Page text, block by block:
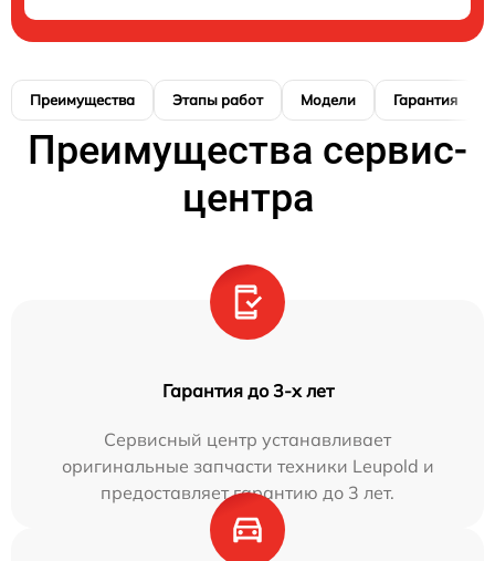
Преимущества Этапы работ Модели Гарантия
Преимущества сервис-
центра
Гарантия до 3-х лет
Сервисный центр устанавливает
оригинальные запчасти техники Leupold и
предоставляет гарантию до 3 лет.